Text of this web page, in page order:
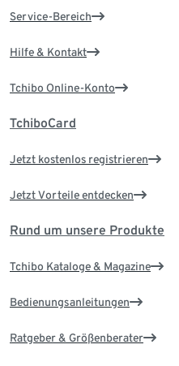
Service-Bereich
Hilfe & Kontakt
Tchibo Online-Konto
TchiboCard
Jetzt kostenlos registrieren
Jetzt Vorteile entdecken
Rund um unsere Produkte
Tchibo Kataloge & Magazine
Bedienungsanleitungen
Ratgeber & Größenberater